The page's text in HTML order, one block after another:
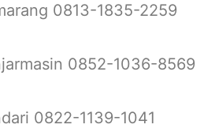
0813-1835-2259
0852-1036-8569
0822-1139-1041